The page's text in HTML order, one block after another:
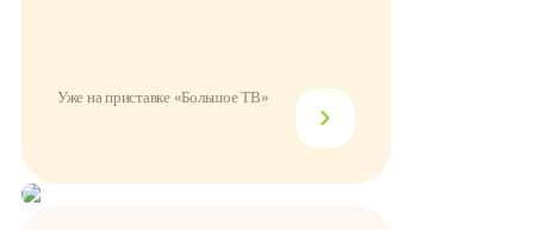
Уже на приставке «Большое ТВ»